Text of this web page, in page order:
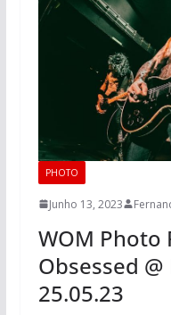
PHOTO
Junho 13, 2023
WOM Photo
Obsessed @
25.05.23